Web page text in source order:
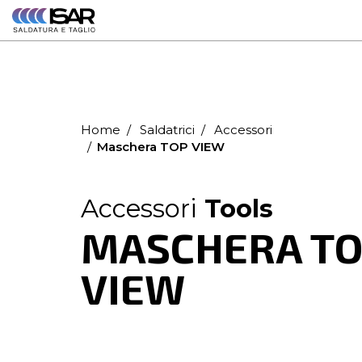
Home Saldatrici
Accessori
Maschera TOP VIEW
Accessori Tools
MASCHERA
VIEW